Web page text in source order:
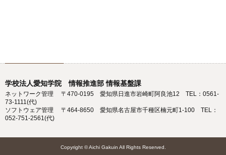
学校法人愛知学院 情報推進部 情報基盤課
ネットワーク管理 〒470-0195 愛知県日進市岩崎町阿良池12 TEL：0561-
73-1111(代)
ソフトウェア管理 〒464-8650 愛知県名古屋市千種区楠元町1-100 TEL：
052-751-2561(代)
Copyright © Aichi Gakuin All Rights Reserved.